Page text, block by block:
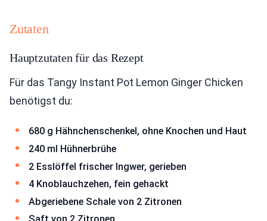
Zutaten
Hauptzutaten für das Rezept
Für das Tangy Instant Pot Lemon Ginger Chicken
benötigst du:
680 g Hähnchenschenkel, ohne Knochen und Haut
240 ml Hühnerbrühe
2 Esslöffel frischer Ingwer, gerieben
4 Knoblauchzehen, fein gehackt
Abgeriebene Schale von 2 Zitronen